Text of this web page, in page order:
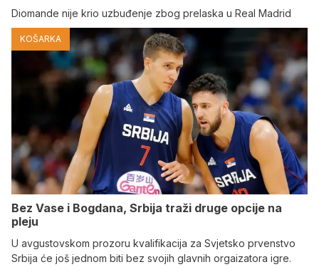
Diomande nije krio uzbuđenje zbog prelaska u Real Madrid
KOŠARKA
Bez Vase i Bogdana, Srbija traži druge opcije na
pleju
U avgustovskom prozoru kvalifikacija za Svjetsko prvenstvo
Srbija će još jednom biti bez svojih glavnih orgaizatora igre.